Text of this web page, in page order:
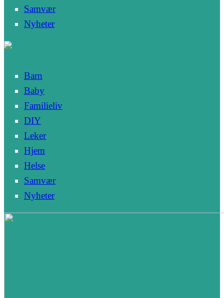
Samvær
Nyheter
Barn
Baby
Familieliv
DIY
Leker
Hjem
Helse
Samvær
Nyheter